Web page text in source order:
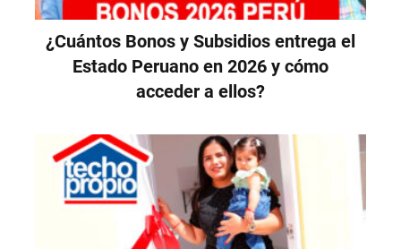
¿Cuántos Bonos y Subsidios entrega el
Estado Peruano en 2026 y cómo
acceder a ellos?